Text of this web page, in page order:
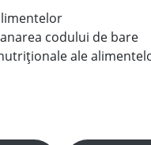
codului de bare
ale